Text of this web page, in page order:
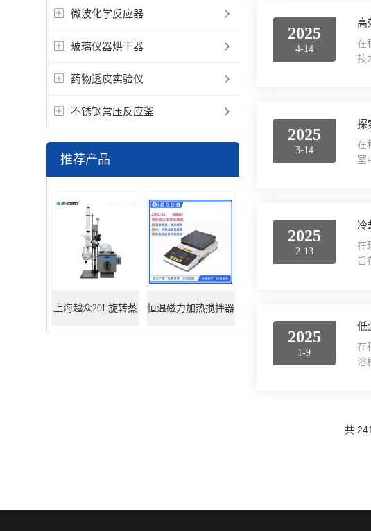
微波化学反应器
玻璃仪器烘干器
药物透皮实验仪
不锈钢常压反应釜
推荐产品
上海越众20L旋转蒸 恒温磁力加热搅拌器
2025
4-14
高
在
技
2025
3-14
探
在
室
2025
2-13
冷
在
旨
2025
1-9
低
在
浴
共